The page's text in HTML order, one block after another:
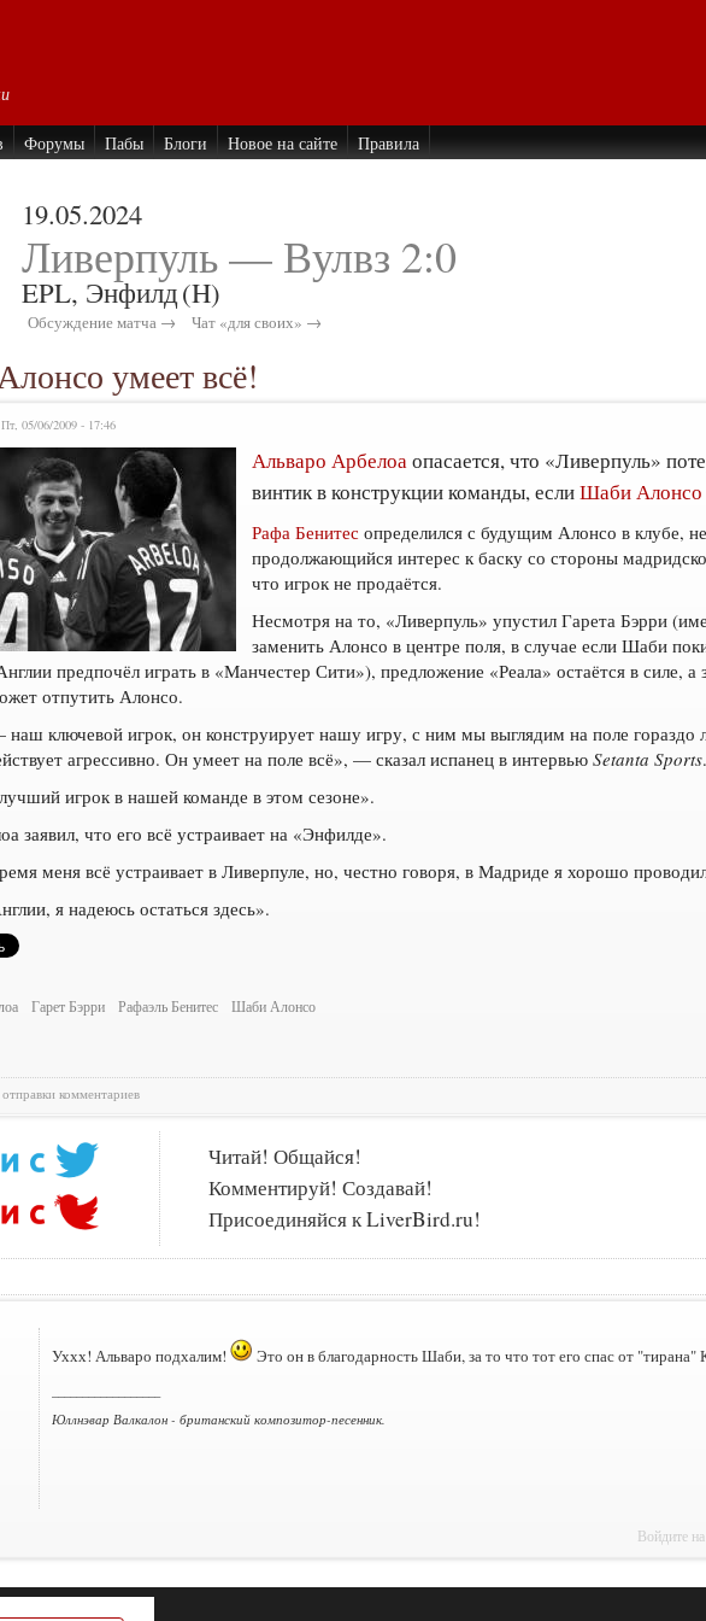
Форумы Пабы Блоги Новое на сайте Правила
19.05.2024
Ливерпуль — Вулвз 2:0
EPL, Энфилд(H)
Обсуждение матча → Чат «для своих» →
умеет всё!
05/06/2009 - 17:46
Альваро Арбелоа опасается, что «Ливерпуль»
винтик в конструкции команды, еслиШаби Алонсо
Рафа Бенитес определился с будущим Алонсо в клубе,
продолжающийся интерес к баску со стороны
что игрок не продаётся.
Несмотря на то, «Ливерпуль» упустил Гарета Бэрри
заменить Алонсо в центре поля, в случае если Шаби
предпочёл играть в «Манчестер Сити»), предложение «Реала» остаётся в силе, а
отпутить Алонсо.
ключевой игрок, он конструирует нашу игру, с ним мы выглядим на поле
агрессивно. Он умеет на поле всё», — сказал испанец в интервьюSetanta Sports.
игрок в нашей команде в этом сезоне».
заявил, что его всё устраивает на «Энфилде».
меня всё устраивает в Ливерпуле, но, честно говоря, в Мадриде я хорошо
я надеюсь остаться здесь».
Гарет Бэрри Рафаэль Бенитес Шаби Алонсо
отправки комментариев
Читай! Общайся!
Комментируй! Создавай!
Присоединяйся к LiverBird.ru!
Уххх! Альваро подхалим! Это он в благодарность Шаби, за то что тот его спас от "тирана"
Юллнэвар Валкалон - британский композитор-песенник.
Войдите